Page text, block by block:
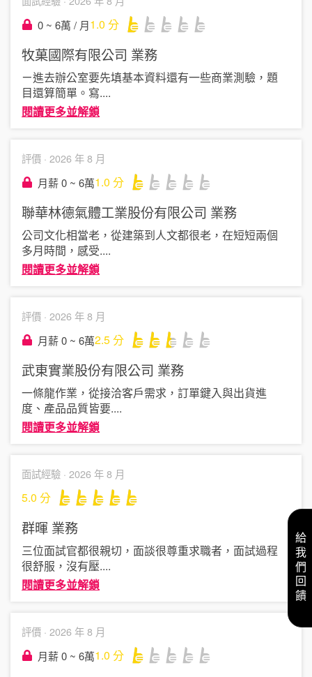
0 ~ 6萬 / 月1.0 分
牧菓國際有限公司 業務
ㄧ進去辦公室要先填基本資料還有一些商業測驗，題
目還算簡單。寫....
閱讀更多並解鎖
評價 · 2026 年 8 月
月薪 0 ~ 6萬1.0 分
聯華林德氣體工業股份有限公司 業務
公司文化相當老，從建築到人文都很老，在短短兩個
多月時間，感受....
閱讀更多並解鎖
評價 · 2026 年 8 月
月薪 0 ~ 6萬2.5分
武東實業股份有限公司 業務
一條龍作業，從接洽客戶需求，訂單鍵入與出貨進
度、產品品質皆要....
閱讀更多並解鎖
面試經驗 · 2026 年 8 月
5.0 分
群暉 業務
三位面試官都很親切，面談很尊重求職者，面試過程
很舒服，沒有壓....
閱讀更多並解鎖
評價 · 2026 年 8 月
月薪 0 ~ 6萬1.0 分
給我們回饋